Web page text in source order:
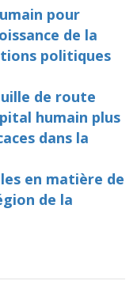
pour
de la
politiques
de route
humain plus
dans la
en matière de
de la